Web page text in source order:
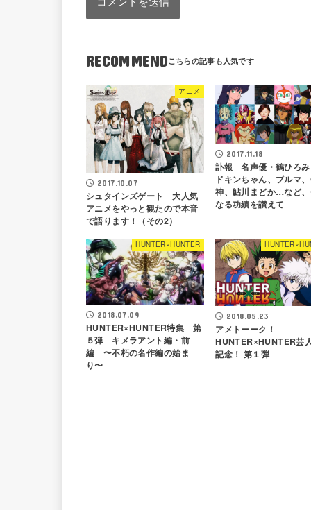
RECOMMEND
アニメ
2017.10.07
シュタインズゲート 大人気
アニメをやっと観たので本音
で語ります！（その2）
2017.11.18
訃報 名声優・鶴ひろ
ドキンちゃん、ブルマ
神、鮎川まどか…など
なる功績を讃えて
HUNTER×HUNTER
2018.07.09
HUNTER×HUNTER特集 第
５弾 キメラアント編・前
編 〜不朽の名作編の始ま
り〜
2018.05.23
アメトーーク！
HUNTER×HUNTER芸
記念！ 第１弾